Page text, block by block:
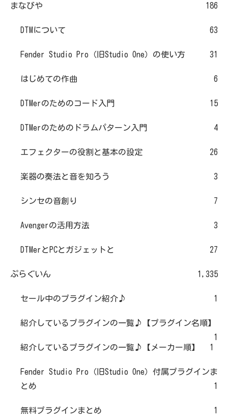
まなびや 186
DTMについて 63
Fender Studio Pro（旧Studio One）の使い方 31
はじめての作曲 6
DTMerのためのコード入門 15
DTMerのためのドラムパターン入門 4
エフェクターの役割と基本の設定 26
楽器の奏法と音を知ろう 3
シンセの音創り 7
Avengerの活用方法 3
DTMerとPCとガジェットと 27
ぷらぐいん 1,335
セール中のプラグイン紹介♪ 1
紹介しているプラグインの一覧♪【プラグイン名順】
1
紹介しているプラグインの一覧♪【メーカー順】
1
Fender Studio Pro（旧Studio One）付属プラグインま
とめ
1
無料プラグインまとめ 1